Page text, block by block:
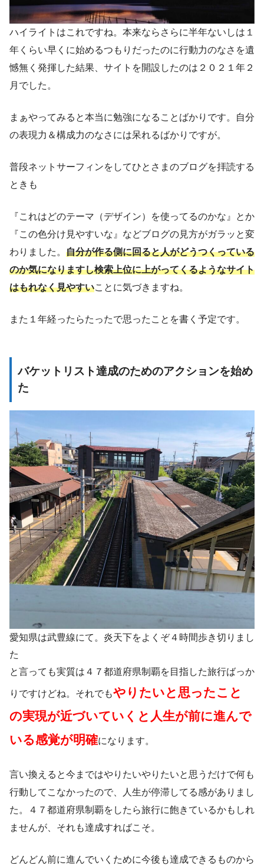
ハイライトはこれですね。本来ならさらに半年ないしは１
年くらい早くに始めるつもりだったのに行動力のなさを遺
憾無く発揮した結果、サイトを開設したのは２０２１年２
月でした。
まぁやってみると本当に勉強になることばかりです。自分
の表現力＆構成力のなさには呆れるばかりですが。
普段ネットサーフィンをしてひとさまのブログを拝読する
ときも
『これはどのテーマ（デザイン）を使ってるのかな』とか
『この色分け見やすいな』などブログの見方がガラッと変
わりました。 自分が作る側に回ると人がどうつくっている
のか気になりますし検索上位に上がってくるようなサイト
はもれなく見やすいことに気づきますね。
また１年経ったらたったで思ったことを書く予定です。
バケットリスト達成のためのアクションを始め
た
愛知県は武豊線にて。炎天下をよくぞ４時間歩き切りまし
た
と言っても実質は４７都道府県制覇を目指した旅行ばっか
りですけどね。それでもやりたいと思ったこと
の実現が近づいていくと人生が前に進んで
いる感覚が明確になります。
言い換えると今まではやりたいやりたいと思うだけで何も
行動してこなかったので、人生が停滞してる感がありまし
た。４７都道府県制覇をしたら旅行に飽きているかもしれ
ませんが、それも達成すればこそ。
どんどん前に進んでいくために今後も達成できるものから